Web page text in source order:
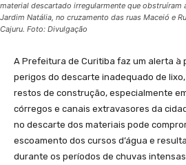
material descartado irregularmente que obstruíram
Jardim Natália, no cruzamento das ruas Maceió e
Cajuru. Foto: Divulgação
A Prefeitura de Curitiba faz um alerta à
perigos do descarte inadequado de
restos de construção, especialmente
córregos e canais extravasores da
no descarte dos materiais pode
escoamento dos cursos d’água e
durante os períodos de chuvas